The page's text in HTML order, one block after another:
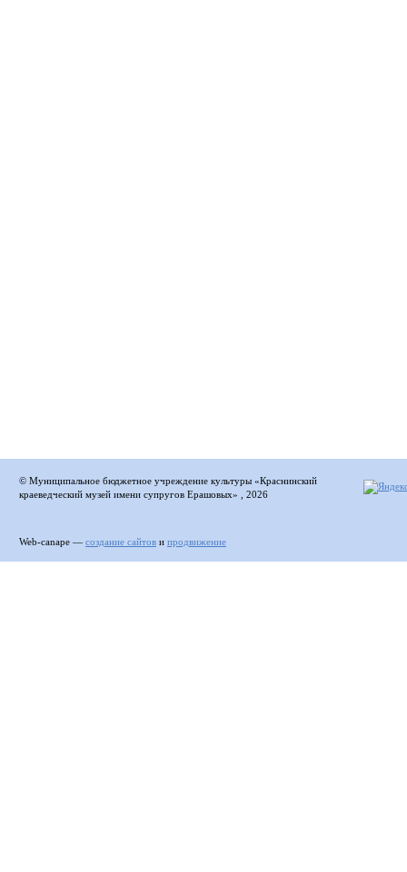
© Муниципальное бюджетное учреждение культуры «Краснинский
краеведческий музей имени супругов Ерашовых» , 2026
Web-canape — создание сайтов и продвижение